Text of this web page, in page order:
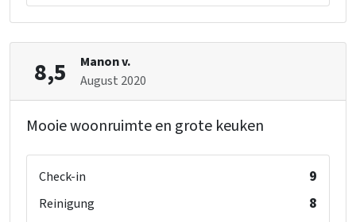
8,5
Manon v.
August 2020
Mooie woonruimte en grote keuken
Check-in 9
Reinigung 8